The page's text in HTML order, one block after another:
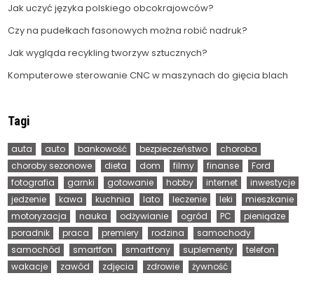
Jak uczyć języka polskiego obcokrajowców?
Czy na pudełkach fasonowych można robić nadruk?
Jak wygląda recykling tworzyw sztucznych?
Komputerowe sterowanie CNC w maszynach do gięcia blach
Tagi
auta auto bankowość bezpieczeństwo
choroba
choroby sezonowe
dieta dom filmy finanse
Ford
fotografia
garnki gotowanie hobby internet
inwestycje
jedzenie
kawa kuchnia lato leczenie leki
mieszkanie
motoryzacja
nauka odżywianie ogród PC
pieniądze
poradnik
praca premiery rodzina
samochody
samochód
smartfon smartfony suplementy
telefon
wakacje
zawód zdjęcia zdrowie żywność